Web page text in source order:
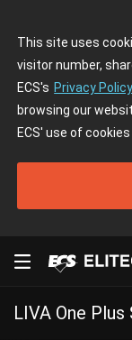
This site uses
visitor number,
ECS's Privacy Policy
browsing our
ECS' use of
LIVA One Plus